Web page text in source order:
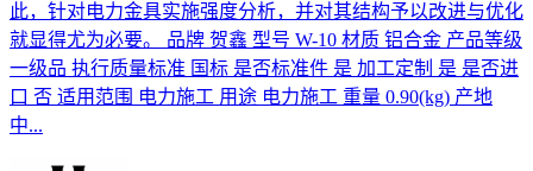
此，针对电力金具实施强度分析，并对其结构予以改进与优化
就显得尤为必要。 品牌 贺鑫 型号 W-10 材质 铝合金 产品等级
一级品 执行质量标准 国标 是否标准件 是 加工定制 是 是否进
口 否 适用范围 电力施工 用途 电力施工 重量 0.90(kg) 产地
中...